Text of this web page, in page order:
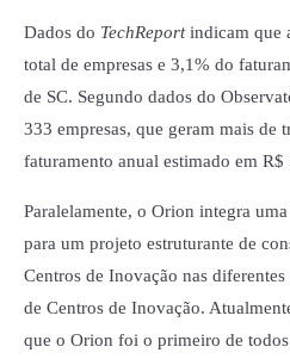
Dados do TechReportindicam que
total de empresas e 3,1% do
de SC. Segundo dados do
333 empresas, que geram mais de
faturamento anual estimado em R$
Paralelamente, o Orion integra
para um projeto estruturante de
Centros de Inovação nas
de Centros de Inovação.
que o Orion foi o primeiro de